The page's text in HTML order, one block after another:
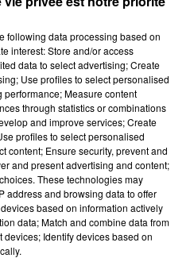
Gémeaux
following data processing based on
interest: Store and/or access
data to select advertising; Create
Use profiles to select personalised
Measure content
through statistics or combinations
and improve services; Create
profiles to select personalised
content; Ensure security, prevent and
and present advertising and content;
These technologies may
address and browsing data to offer
based on information actively
data; Match and combine data from
Identify devices based on